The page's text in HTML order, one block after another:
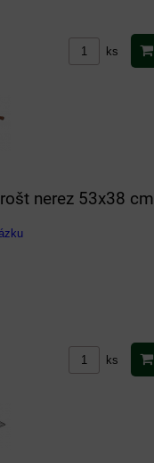
ks
nerez 53x38 cm
ks